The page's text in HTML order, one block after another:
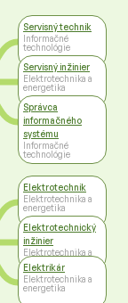
Servisný technik
Informačné
technológie
Servisný inžinier
Elektrotechnika a
energetika
Správca
informačného
systému
Informačné
technológie
Elektrotechnik
Elektrotechnika a
energetika
Elektrotechnický
inžinier
Elektrotechnika a
energetika
Elektrikár
Elektrotechnika a
energetika